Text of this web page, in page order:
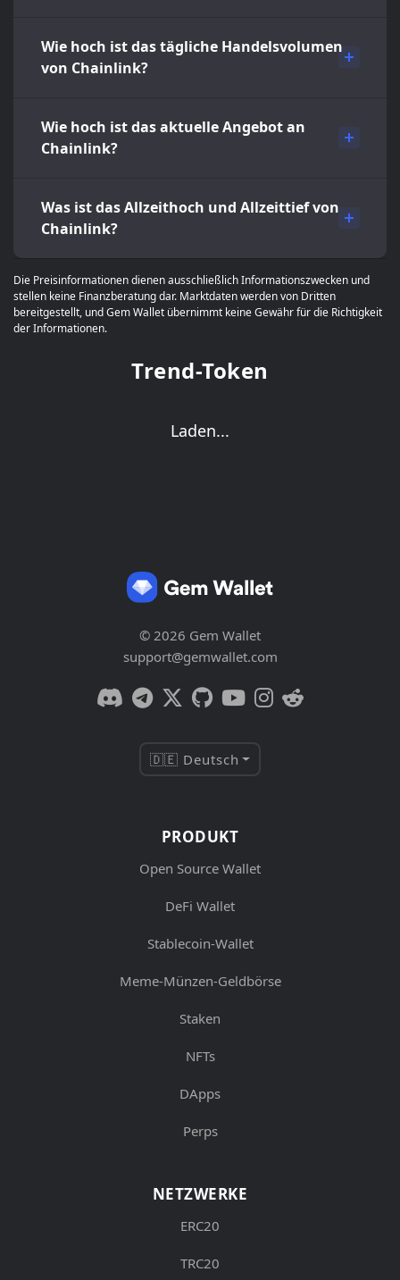
Wie hoch ist das tägliche Handelsvolumen
von Chainlink?
Wie hoch ist das aktuelle Angebot an
Chainlink?
Was ist das Allzeithoch und Allzeittief von
Chainlink?
Die Preisinformationen dienen ausschließlich Informationszwecken und
stellen keine Finanzberatung dar. Marktdaten werden von Dritten
bereitgestellt, und Gem Wallet übernimmt keine Gewähr für die Richtigkeit
der Informationen.
Trend-Token
Laden...
© 2026 Gem Wallet
support@gemwallet.com
🇩🇪 Deutsch
PRODUKT
Open Source Wallet
DeFi Wallet
Stablecoin-Wallet
Meme-Münzen-Geldbörse
Staken
NFTs
DApps
Perps
NETZWERKE
ERC20
TRC20